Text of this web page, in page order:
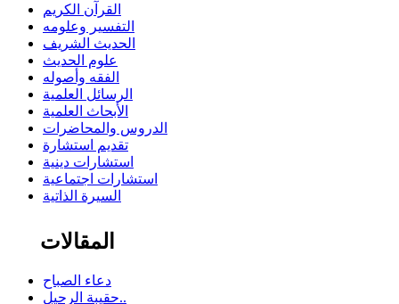
القرآن الكريم
التفسير وعلومه
الحديث الشريف
علوم الحديث
الفقه وأصوله
الرسائل العلمية
الأبحاث العلمية
الدروس والمحاضرات
تقديم استشارة
استشارات دينية
استشارات اجتماعية
السيرة الذاتية
المقالات
دعاء الصباح
حقيبة الرحيل..